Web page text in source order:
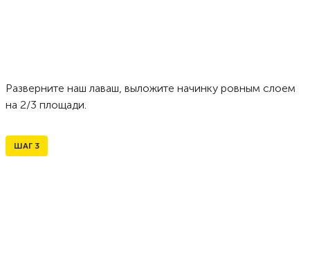
Разверните наш лаваш, выложите начинку ровным слоем
на 2/3 площади.
ШАГ 3